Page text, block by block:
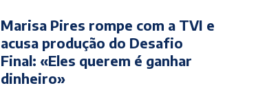
Marisa Pires rompe com a TVI e
acusa produção do Desafio
Final: «Eles querem é ganhar
dinheiro»